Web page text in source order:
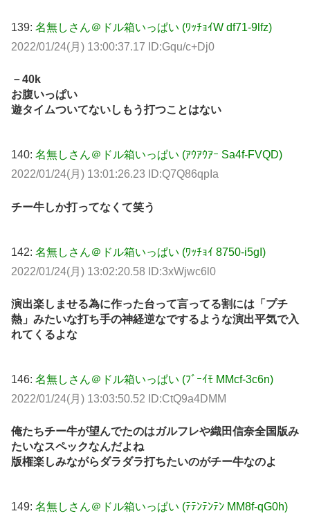
139: 名無しさん＠ドル箱いっぱい (ﾜｯﾁｮｲW df71-9lfz)
2022/01/24(月) 13:00:37.17 ID:Gqu/c+Dj0
－40k
お腹いっぱい
遊タイムついてないしもう打つことはない
140: 名無しさん＠ドル箱いっぱい (ｱｳｱｳｱｰ Sa4f-FVQD)
2022/01/24(月) 13:01:26.23 ID:Q7Q86qpIa
チー牛しか打ってなくて笑う
142: 名無しさん＠ドル箱いっぱい (ﾜｯﾁｮｲ 8750-i5gI)
2022/01/24(月) 13:02:20.58 ID:3xWjwc6l0
演出楽しませる為に作った台って言ってる割には「プチ
熱」みたいな打ち手の神経逆なでするような演出平気で入
れてくるよな
146: 名無しさん＠ドル箱いっぱい (ﾌﾞｰｲﾓ MMcf-3c6n)
2022/01/24(月) 13:03:50.52 ID:CtQ9a4DMM
俺たちチー牛が望んでたのはガルフレや織田信奈全国版み
たいなスペックなんだよね
版権楽しみながらダラダラ打ちたいのがチー牛なのよ
149: 名無しさん＠ドル箱いっぱい (ﾃﾃﾝﾃﾝﾃﾝ MM8f-qG0h)